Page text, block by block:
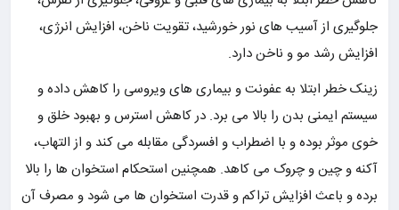
جلوگیری از آسیب های نور خورشید، تقویت ناخن، افزایش انرژی،
افزایش رشد مو و ناخن دارد.
زینک خطر ابتلا به عفونت و بیماری های ویروسی را کاهش داده و
سیستم ایمنی بدن را بالا می برد. در کاهش استرس و بهبود خلق و
خوی موثر بوده و با اضطراب و افسردگی مقابله می کند و از التهاب،
آکنه و چین و چروک می کاهد. همچنین استحکام استخوان ها را بالا
برده و باعث افزایش تراکم و قدرت استخوان ها می شود و مصرف آن